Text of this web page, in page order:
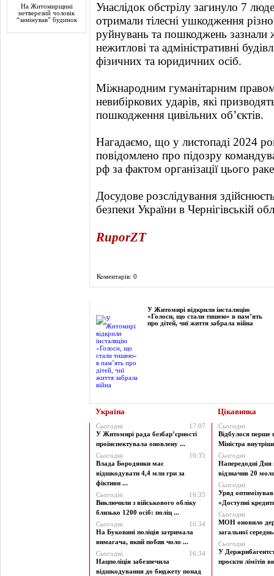
На Житомирщині
нетверезий чоловік
“замінував” будинок
Унаслідок обстрілу загинуло 7
отримали тілесні ушкодження
руйнувань та пошкоджень зазнали
нежитлові та адміністративні
фізичних та юридичних осіб.
Міжнародним гуманітарним
невибіркових ударів, які
пошкодження цивільних об’єктів.
Нагадаємо, що у листопаді 2024
повідомлено про підозру
рф за фактом організації цього
Досудове розслідування
безпеки України в Чернігівській
RuporZT
Коментарів: 0
У Житомирі відкрили інсталяцію
«Голоси, що стали тишею» в пам’ять
про дітей, чиї життя забрала війна
Україна Цікавинка
Сьогодні
17:07
У Житомирі рада безбар’єрності
проінспектувала оновлену ...
Сьогодні
16:35
Влада Бородянки має
відшкодувати 4,4 млн грн за
фіктивн ...
Сьогодні
16:35
Виключили з військового обліку
близько 1200 осіб: поліц ...
Сьогодні
16:34
На Буковині поліція затримала
вимагача, який побив чоло ...
Сьогодні
16:34
Нацполіція забезпечила
відшкодування до бюджету понад
Сьогодні
Відбулося перше
Міністра
Сьогодні
Напередодні Дня
відзначив 20
Сьогодні
Уряд
«Доступні
Сьогодні
МОН оновило
загальної
Сьогодні
У
проєкти лімітів